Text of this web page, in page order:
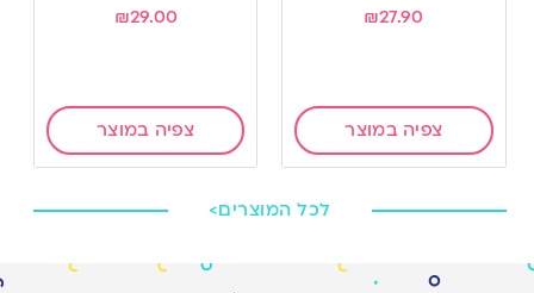
₪27.90
צפיה במוצר
₪29.00
צפיה במוצר
לכל המוצרים>